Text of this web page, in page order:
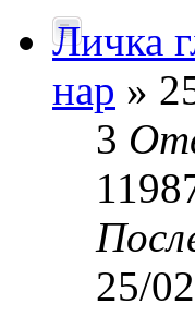
Личка
нар »
3
25/